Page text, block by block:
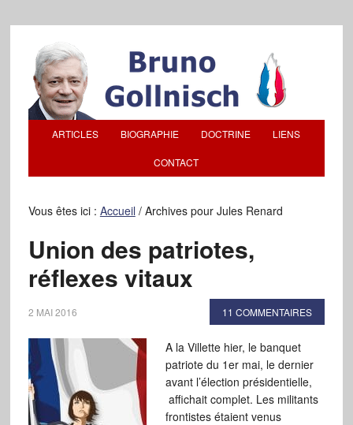
ARTICLES BIOGRAPHIE DOCTRINE LIENS
CONTACT
Vous êtes ici : Accueil /Archives pour Jules Renard
Union des patriotes,
réflexes vitaux
2 MAI 2016 11 COMMENTAIRES
A la Villette hier, le banquet
patriote du 1er mai, le dernier
avant l’élection présidentielle,
affichait complet. Les militants
frontistes étaient venus